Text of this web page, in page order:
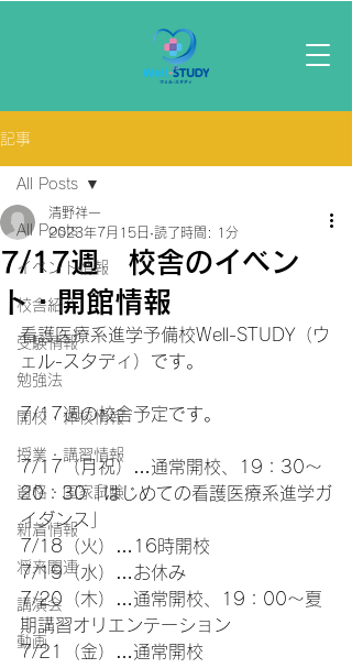
記事
All Posts
イベント情報
校舎紹介
受験情報
勉強法
開校・休校情報
授業・講習情報
資格・国家試験
新着情報
将来関連
講演会
動画
All Posts
7/17週 校舎のイベン
ト・開館情報
清野祥一
2023年7月15日 読了時間: 1分
看護医療系進学予備校Well-STUDY（ウ
ェル-スタディ）です。
7/17週の校舎予定です。
7/17（月祝）…通常開校、19：30～
20：30「はじめての看護医療系進学ガ
イダンス」
7/18（火）…16時開校
7/19（水）…お休み
7/20（木）…通常開校、19：00～夏
期講習オリエンテーション
7/21（金）…通常開校